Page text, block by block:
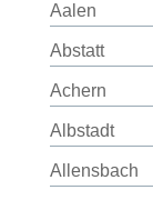
Aalen
Abstatt
Achern
Albstadt
Allensbach